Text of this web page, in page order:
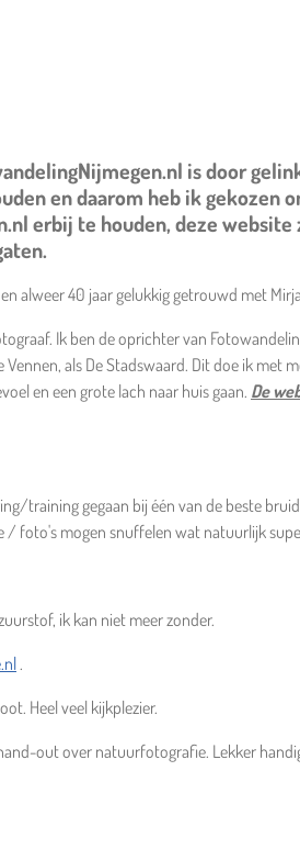
is door
en daarom heb ik gekozen
erbij te houden, deze
alweer 40 jaar gelukkig getrouwd met
Ik ben de oprichter van
als De Stadswaard. Dit doe ik met
en een grote lach naar huis gaan. De
training gegaan bij één van de beste
foto's mogen snuffelen wat natuurlijk
ik kan niet meer zonder.
.
Heel veel kijkplezier.
out over natuurfotografie. Lekker